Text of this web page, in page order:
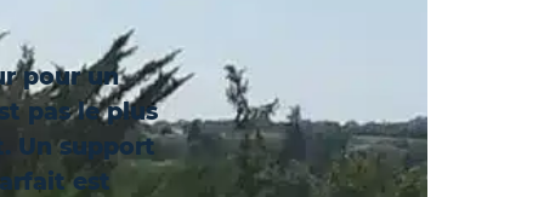
pour un
pas le plus
Un support
est